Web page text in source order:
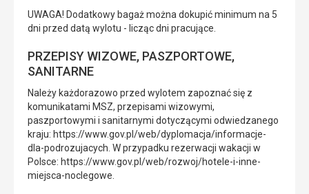
UWAGA! Dodatkowy bagaż można dokupić minimum na 5
dni przed datą wylotu - licząc dni pracujące.
PRZEPISY WIZOWE, PASZPORTOWE,
SANITARNE
Należy każdorazowo przed wylotem zapoznać się z
komunikatami MSZ, przepisami wizowymi,
paszportowymi i sanitarnymi dotyczącymi odwiedzanego
kraju: https://www.gov.pl/web/dyplomacja/informacje-
dla-podrozujacych. W przypadku rezerwacji wakacji w
Polsce: https://www.gov.pl/web/rozwoj/hotele-i-inne-
miejsca-noclegowe.